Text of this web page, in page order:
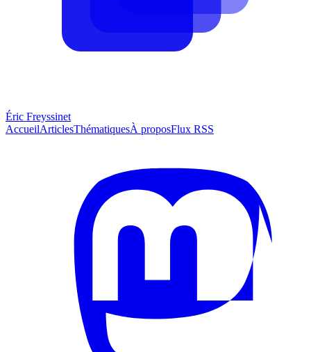
Éric Freyssinet
AccueilArticlesThématiquesÀ proposFlux RSS